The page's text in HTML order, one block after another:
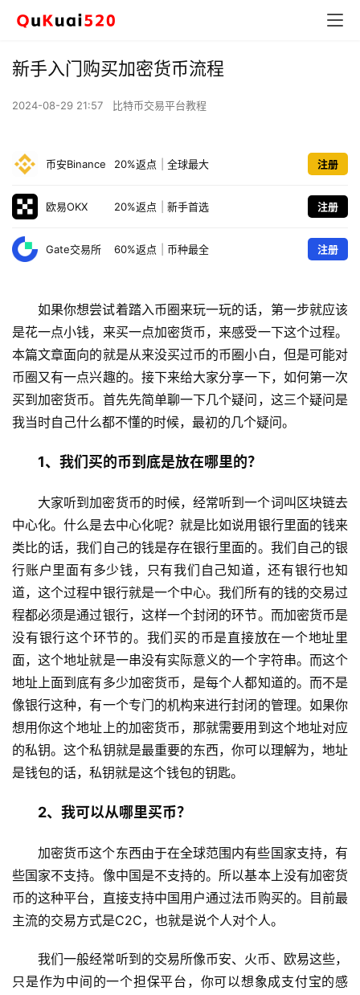
新手入门购买加密货币流程
2024-08-29 21:57 比特币交易平台教程
币安Binance 20%返点 全球最大 注册
欧易OKX 20%返点 新手首选 注册
Gate交易所 60%返点 币种最全 注册
如果你想尝试着踏入币圈来玩一玩的话，第一步就应该
是花一点小钱，来买一点加密货币，来感受一下这个过程。
本篇文章面向的就是从来没买过币的币圈小白，但是可能对
币圈又有一点兴趣的。接下来给大家分享一下，如何第一次
买到加密货币。首先先简单聊一下几个疑问，这三个疑问是
我当时自己什么都不懂的时候，最初的几个疑问。
1、我们买的币到底是放在哪里的？
大家听到加密货币的时候，经常听到一个词叫区块链去
中心化。什么是去中心化呢？就是比如说用银行里面的钱来
类比的话，我们自己的钱是存在银行里面的。我们自己的银
行账户里面有多少钱，只有我们自己知道，还有银行也知
道，这个过程中银行就是一个中心。我们所有的钱的交易过
程都必须是通过银行，这样一个封闭的环节。而加密货币是
没有银行这个环节的。我们买的币是直接放在一个地址里
面，这个地址就是一串没有实际意义的一个字符串。而这个
地址上面到底有多少加密货币，是每个人都知道的。而不是
像银行这种，有一个专门的机构来进行封闭的管理。如果你
想用你这个地址上的加密货币，那就需要用到这个地址对应
的私钥。这个私钥就是最重要的东西，你可以理解为，地址
是钱包的话，私钥就是这个钱包的钥匙。
2、我可以从哪里买币？
加密货币这个东西由于在全球范围内有些国家支持，有
些国家不支持。像中国是不支持的。所以基本上没有加密货
币的这种平台，直接支持中国用户通过法币购买的。目前最
主流的交易方式是C2C，也就是说个人对个人。
我们一般经常听到的交易所像币安、火币、欧易这些，
只是作为中间的一个担保平台，你可以想象成支付宝的感